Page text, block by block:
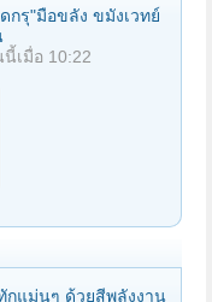
กรุ"มือขลัง ขมังเวทย์
นี้เมื่อ 10:22
กแม่นๆ ด้วยสีพลังงาน